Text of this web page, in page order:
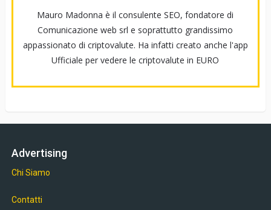
Mauro Madonna è il consulente SEO, fondatore di
Comunicazione web srl e soprattutto grandissimo
appassionato di criptovalute. Ha infatti creato anche l'app
Ufficiale per vedere le criptovalute in EURO
Advertising
Chi Siamo
Contatti